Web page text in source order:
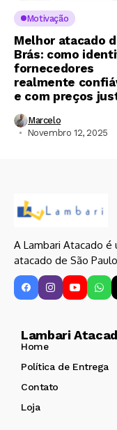
Motivação
Melhor atacado
Brás: como
fornecedores
realmente
e com preços
Marcelo
Novembro 12, 2025
A Lambari Atacado é
atacado de São
Lambari
Home
Política de Entrega
Contato
Loja